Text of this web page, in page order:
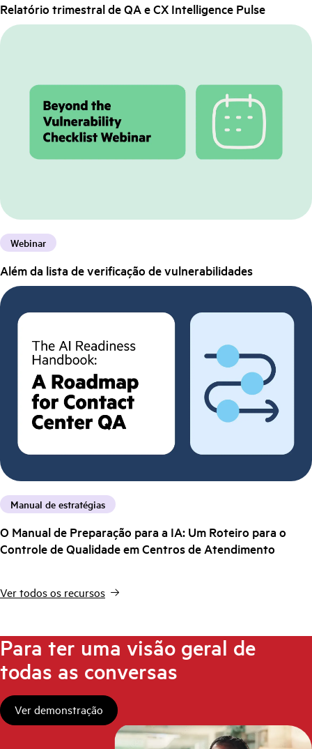
Relatório trimestral de QA e CX Intelligence Pulse
Webinar
Além da lista de verificação de vulnerabilidades
Manual de estratégias
O Manual de Preparação para a IA: Um Roteiro para o
Controle de Qualidade em Centros de Atendimento
Ver todos os recursos
Para ter uma visão geral de
todas as conversas
Ver demonstração